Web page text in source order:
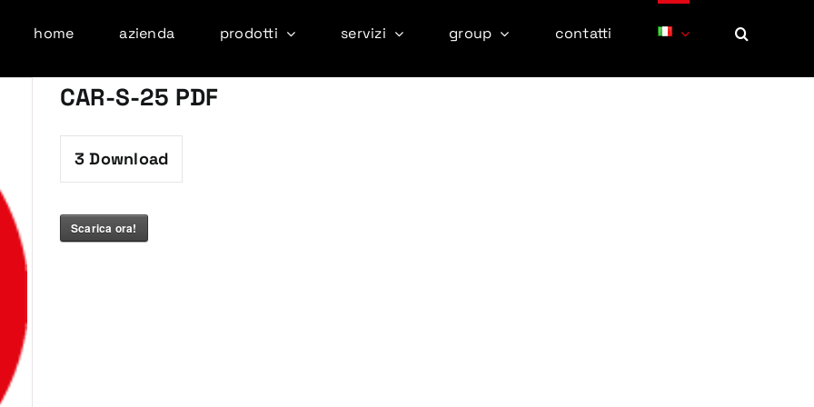
home azienda prodotti servizi group contatti
CAR-S-25 PDF
3 Download
Scarica ora!